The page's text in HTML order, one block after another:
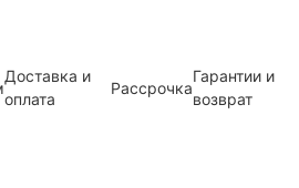
Доставка и
оплата
Рассрочка
Гарантии и
возврат